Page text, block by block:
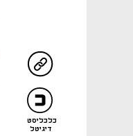
כלכליסט
דיגיטל